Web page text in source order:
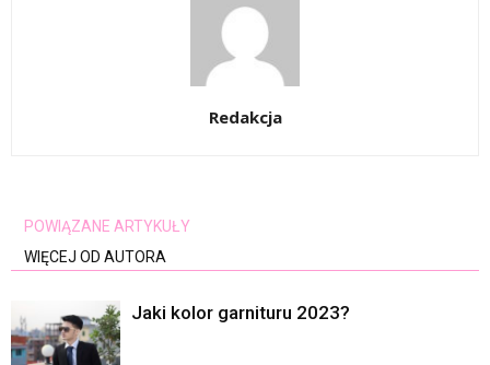
Redakcja
POWIĄZANE ARTYKUŁY
WIĘCEJ OD AUTORA
Jaki kolor garnituru 2023?